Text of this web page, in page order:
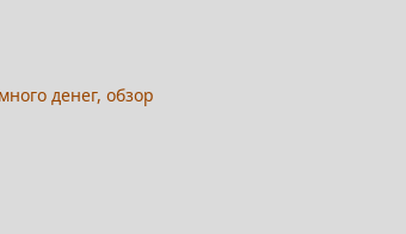
денег, обзор